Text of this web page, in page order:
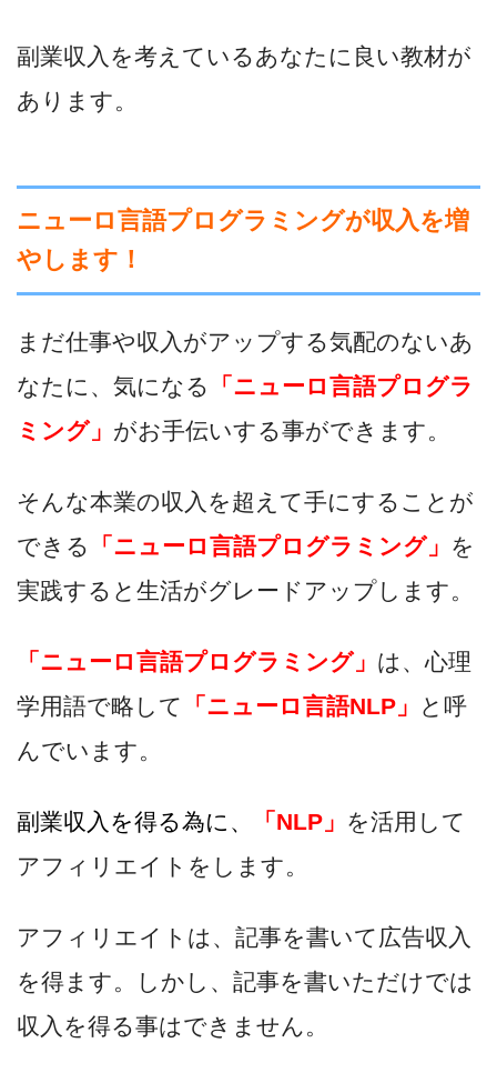
副業収入を考えているあなたに良い教材が
あります。
ニューロ言語プログラミングが収入を増
やします！
まだ仕事や収入がアップする気配のないあ
なたに、気になる
「ニューロ言語プログラ
ミング」 がお手伝いする事ができます。
そんな本業の収入を超えて手にすることが
できる
「ニューロ言語プログラミング」 を
実践すると生活がグレードアップします。
「ニューロ言語プログラミング」 は、心理
学用語で略して
「ニューロ言語NLP」
と呼
んでいます。
副業収入を得る為に、 「NLP」 を活用して
アフィリエイトをします。
アフィリエイトは、記事を書いて広告収入
を得ます。しかし、記事を書いただけでは
収入を得る事はできません。